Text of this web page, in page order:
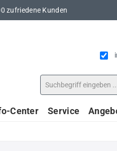
zufriedene Kunden
Center Service